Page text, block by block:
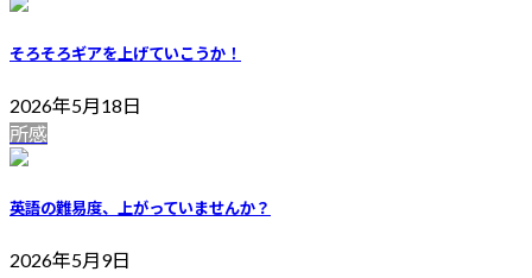
そろそろギアを上げていこうか！
2026年5月18日
所感
英語の難易度、上がっていませんか？
2026年5月9日